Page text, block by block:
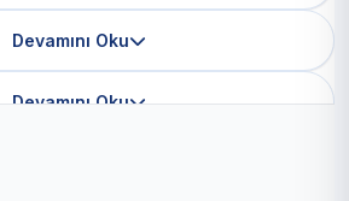
Devamını Oku
Devamını Oku